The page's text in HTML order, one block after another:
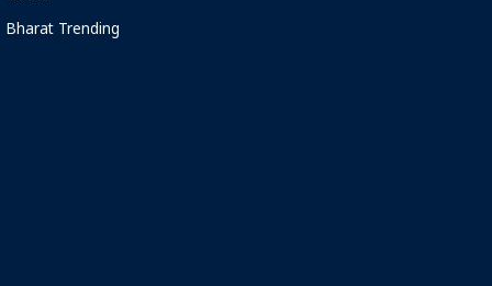
Bharat Trending